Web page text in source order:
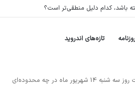
خود دارد، بیشتر در معرض چه ریسکی است؟
تازه‌های اندروید
قیمت پایانی گروه دارويي بركت با نماد برکت در پایان معاملات روز سه شنبه 14 شهریور ماه در چه محدوده‌ای